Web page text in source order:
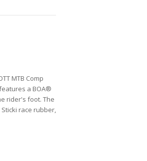
MTB Comp
a BOA®
rider's foot. The
race rubber,